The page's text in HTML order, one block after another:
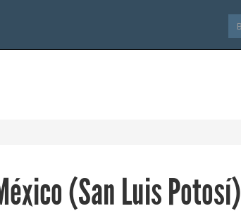
(San Luis Potosí)